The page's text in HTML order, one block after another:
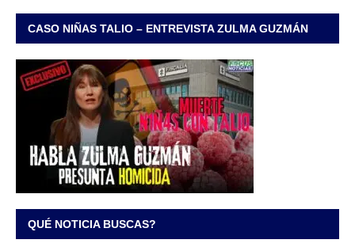
CASO NIÑAS TALIO – ENTREVISTA ZULMA GUZMÁN
QUÉ NOTICIA BUSCAS?